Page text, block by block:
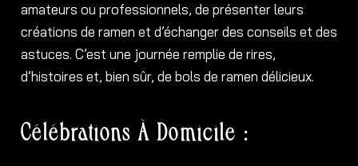
amateurs ou professionnels, de présenter leurs
créations de ramen et d’échanger des conseils et des
astuces. C’est une journée remplie de rires,
d’histoires et, bien sûr, de bols de ramen délicieux.
Célébrations À Domicile :